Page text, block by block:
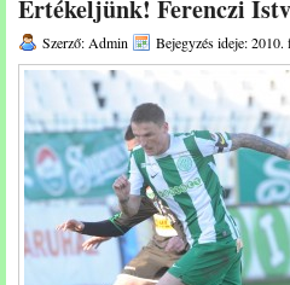
Értékeljünk! Ferenczi
Szerző: Admin Bejegyzés ideje: 2010.